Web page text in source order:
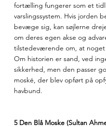
fortælling fungerer som et
varslingssystem. Hvis jorden
bevæge sig, kan søjlerne
om deres egen akse og
tilstedeværende om, at
Om historien er sand, ved
sikkerhed, men den passer
moské, der blev opført på
havbund.
5 Den Blå Moske (Sultan